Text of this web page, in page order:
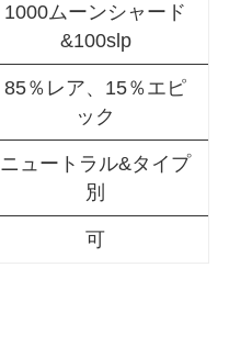
1000ムーンシャード
&100slp
85％レア、15％エピ
ック
ニュートラル&タイプ
別
可